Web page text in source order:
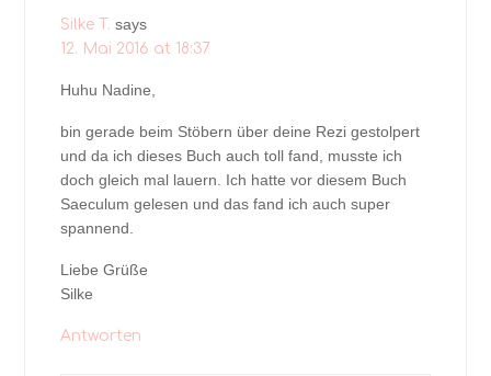
Silke T. says
12. Mai 2016 at 18:37
Huhu Nadine,
bin gerade beim Stöbern über deine Rezi gestolpert
und da ich dieses Buch auch toll fand, musste ich
doch gleich mal lauern. Ich hatte vor diesem Buch
Saeculum gelesen und das fand ich auch super
spannend.
Liebe Grüße
Silke
Antworten